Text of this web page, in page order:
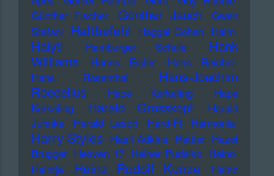
Günther Fischer
Günther Jauch
Gwen
Stefani Haftbefehl Haggai Cohen Haim
Haiyti Hamburger Schule
Hank
Williams
Hanns Eisler
Hans Reichel
Hans Rosenthal
Hans-Joachim
Roedelius
Haoe Kerkeling
Hape
Kerkeling
Harald Grosskopf
Harald
Juhnke
Harald Lesch Hard-Fi Harmonia
Harry Styles Hasil Adkins Hattler Hazel
Brugger Heaven 17 Heiner Pudelko Heino
Heintje
Heinz Rudolf Kunze
Heinz